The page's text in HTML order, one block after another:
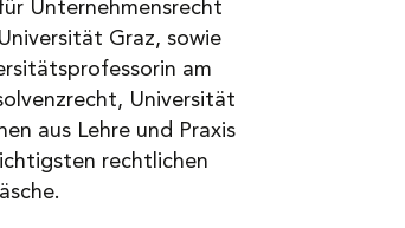
Unternehmensrecht
Graz, sowie
am
Universität
aus Lehre und Praxis
rechtlichen